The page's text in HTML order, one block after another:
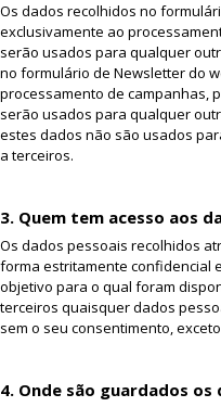
Os dados recolhidos no
exclusivamente ao
serão usados para qualquer
no formulário de Newsletter do
processamento de campanhas,
serão usados para qualquer
estes dados não são usados
a terceiros.
3. Quem tem acesso aos
Os dados pessoais recolhidos
forma estritamente confidencial
objetivo para o qual foram
terceiros quaisquer dados
sem o seu consentimento,
4. Onde são guardados